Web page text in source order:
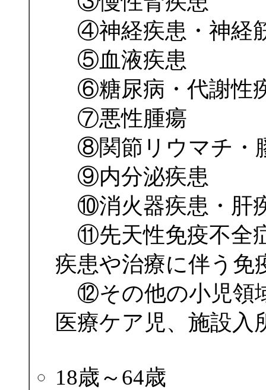
④神経疾患・神経
⑤血液疾患
⑥糖尿病・代謝性
⑦悪性腫瘍
⑧関節リウマチ・
⑨内分泌疾患
⑩消火器疾患・肝
⑪先天性免疫不全
疾患や治療に伴う免
⑫その他の小児領
医療ケア児、施設入
18歳～64歳